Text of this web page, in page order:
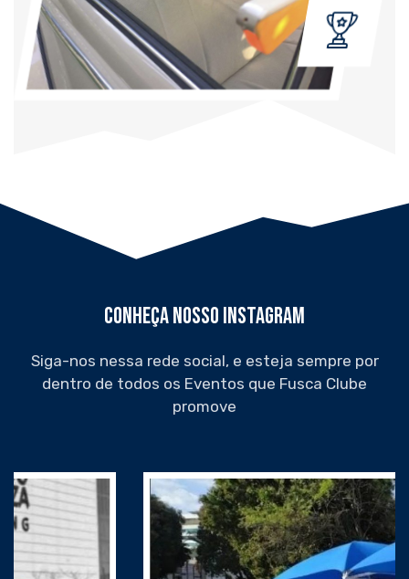
Conheça nosso Instagram
Siga-nos nessa rede social, e esteja sempre por
dentro de todos os Eventos que Fusca Clube
promove